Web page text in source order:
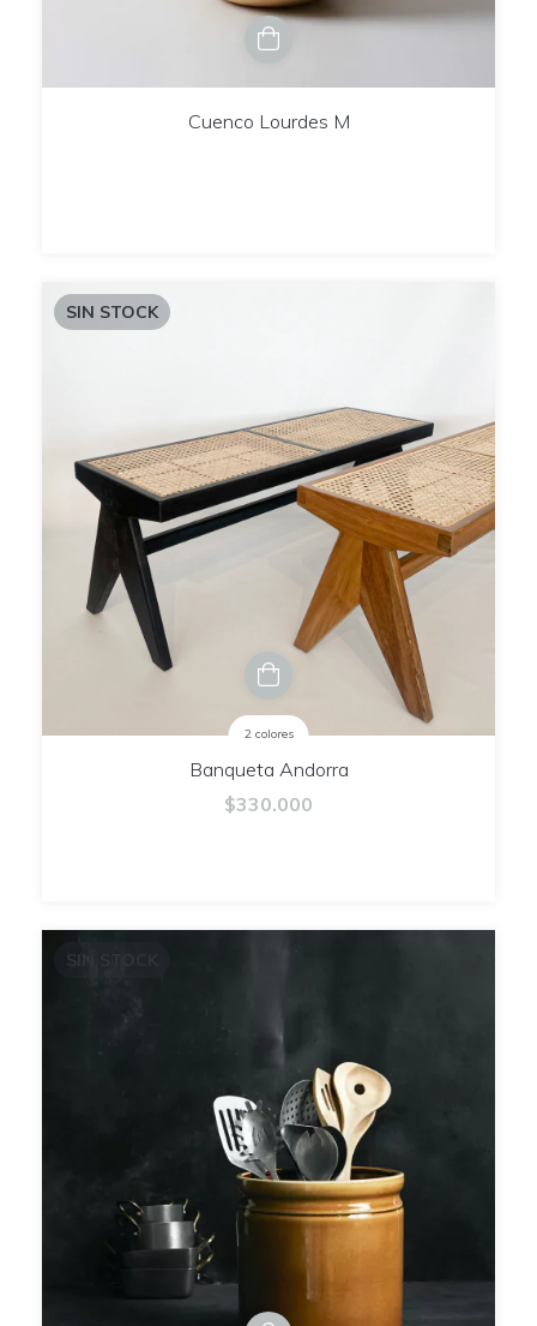
Cuenco Lourdes M
SIN STOCK
2 colores
Banqueta Andorra
$330.000
SIN STOCK